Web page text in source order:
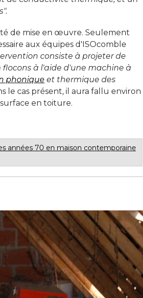
de mise en œuvre. Seulement
aux équipes d'ISOcomble
consiste à projeter de
à l'aide d'une machine à
phonique et thermique des
le cas présent, il aura fallu environ
en toiture.
années 70 en maison contemporaine